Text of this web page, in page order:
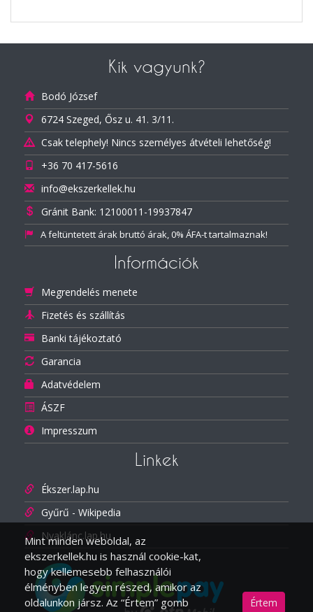
Kik vagyunk?
Bodó József
6724 Szeged, Ősz u. 41. 3/11.
Csak telephely! Nincs személyes átvételi lehetőség!
+36 70 417-5616
info@ekszerkellek.hu
Gránit Bank: 12100011-19937847
A feltüntetett árak bruttó árak, 0% ÁFA-t tartalmaznak!
Információk
Megrendelés menete
Fizetés és szállítás
Banki tájékoztató
Garancia
Adatvédelem
ÁSZF
Impresszum
Linkek
Ékszer.lap.hu
Gyűrű - Wikipedia
Nyaklánc.lap.hu
Mint minden weboldal, az
ekszerkellek.hu is használ cookie-kat,
hogy kellemesebb felhasználói
élményben legyen részed, amikor az
oldalunkon jársz. Az “Értem” gomb
Értem